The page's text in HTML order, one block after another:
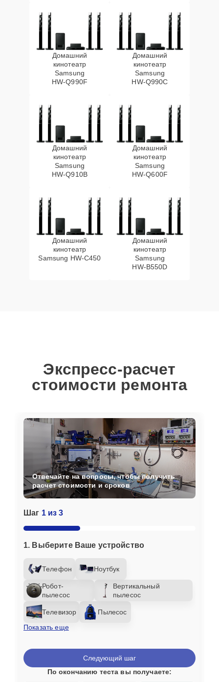
Домашний
кинотеатр
Samsung
HW‑Q990F
Домашний
кинотеатр
Samsung
HW‑Q990C
Домашний
кинотеатр
Samsung
HW‑Q910B
Домашний
кинотеатр
Samsung
HW‑Q600F
Домашний
кинотеатр
Samsung HW‑C450
Домашний
кинотеатр
Samsung
HW‑B550D
Экспресс-расчет
стоимости ремонта
Шаг 1 из 3
1. Выберите Ваше устройство
Телефон Ноутбук
Робот-
пылесос
Вертикальный
пылесос
Телевизор
Пылесос
Показать еще
Отвечайте на вопросы, чтобы получить
расчет стоимости и сроков
Следующий шаг
По окончанию теста вы получаете: